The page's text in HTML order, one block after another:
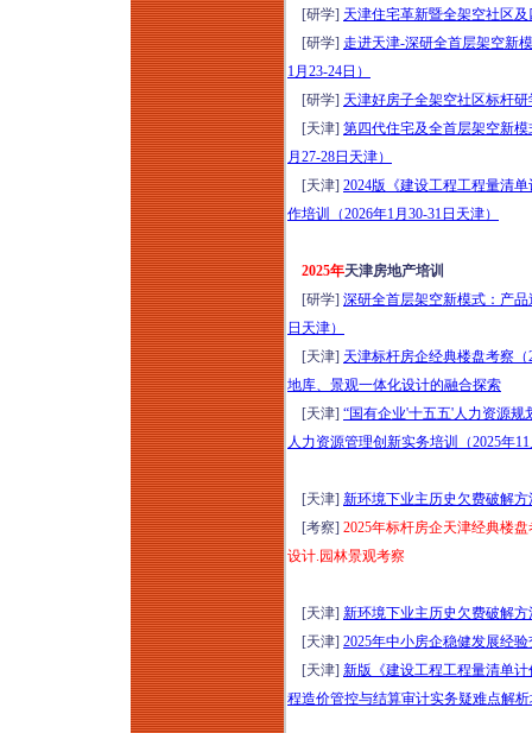
全域营销体系（短视
频+小红书+短剧+直
播）高效获客全链路
落地转化实战培训
（2026年8月8-9日郑
州）
商业地产全流程与资
产管理提升研修（8
月8-9日石家庄）公募
REITs解析、策划定
位、收益测算、筹备
期招商与开业后资产
增值经营实操心法
2026年商业标杆项目
会员运营与直播营销
实战特训班（8月8-9
日郑州）
2026年康养项目定位
设计与营销运营提升
研讨暨项目考察（8
月8-9日上海）从定位
筹开、空间设计、品
牌营销到运营管理全
生命周期
2026年云南温泉水疗
运动疗愈+爱情疗愈
[研学] 天津住宅革新暨全架空社区
[研学] 走进天津-深研全首层架空新
1月23-24日）
[研学] 天津好房子全架空社区标杆研
[天津] 第四代住宅及全首层架空新
月27-28日天津）
[天津] 2024版《建设工程工程量清
作培训（2026年1月30-31日天津）
2025年天津房地产培训
[研学] 深研全首层架空新模式：产
日天津）
[天津] 天津标杆房企经典楼盘考察
地库、景观一体化设计的融合探索
[天津] “国有企业'十五五'人力资源
人力资源管理创新实务培训（2025年
[天津] 新环境下业主历史欠费破解
[考察] 2025年标杆房企天津经典楼
设计.园林景观考察
[天津] 新环境下业主历史欠费破解
[天津] 2025年中小房企稳健发展经
[天津] 新版《建设工程工程量清单
程造价管控与结算审计实务疑难点解